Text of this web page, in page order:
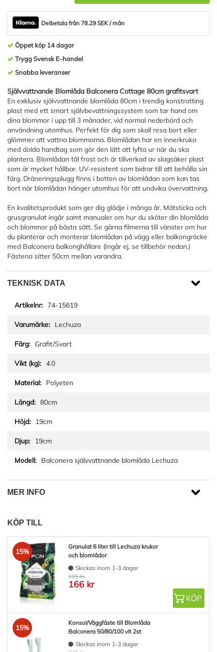
Delbetala från 78.29 SEK / mån
Öppet köp 14 dagar
Trygg Svensk E-handel
Snabba leveranser
Självvattnande Blomlåda Balconera Cottage 80cm grafitsvart
En exklusiv självvattnande blomlåda 80cm i trendig konstrotting
plast med ett smart självbevattningssystem som tar hand om
dina blommor i upp till 3 månader, vid normal nederbörd och
användning utomhus. Perfekt för dig som skall resa bort eller
glömmer att vattna blommorna. Blomlådan har en innerkruka
med dolda handtag som gör den lätt att lyfta ur när du ska
plantera. Blomlådan tål frost och är tillverkad av slagsäker plast
som är mycket hållbar. UV-resistent som bidrar till att behålla sin
färg. Dräneringsplugg finns i botten av blomlådan som kan tas
bort när blomlådan hänger utomhus för att undvika övervattning.
En kvalitetsprodukt som ger dig glädje i många år. Mätsticka och
grusgranulat ingår samt manualer om hur du sköter din blomlåda
och blommor på bästa sätt. Se gärna filmerna till vänster om hur
du planterar och monterar blomlådan på vägg eller balkongräcke
med Balconera balkonghållare (Ingår ej, se tillbehör nedan.)
Fästena sitter 50cm mellan varandra.
TEKNISK DATA
74-15619
Lechuza
Grafit/Svart
4.0
Polyeten
80cm
19cm
19cm
Balconera självvattnande blomlåda Lechuza
MER INFO
KÖP TILL
15%
Granulat 6 liter till Lechuza krukor
och blomlådor
Skickas inom 1-3 dagar
195 kr
166 kr
KÖP
15%
Konsol/Väggfäste till Blomlåda
Balconera 50/80/100 vit 2st
Skickas inom 1-3 dagar